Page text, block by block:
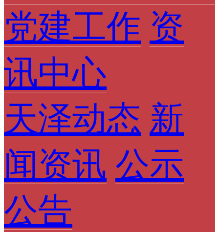
党建工作 资
讯中心
天泽动态 新
闻资讯 公示
公告